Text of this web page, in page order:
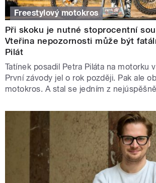
Freestylový motokros
Při skoku je nutné stoprocentní
Vteřina nepozornosti může být
Pilát
Tatínek posadil Petra Piláta na motorku
První závody jel o rok později. Pak ale
motokros. A stal se jedním z